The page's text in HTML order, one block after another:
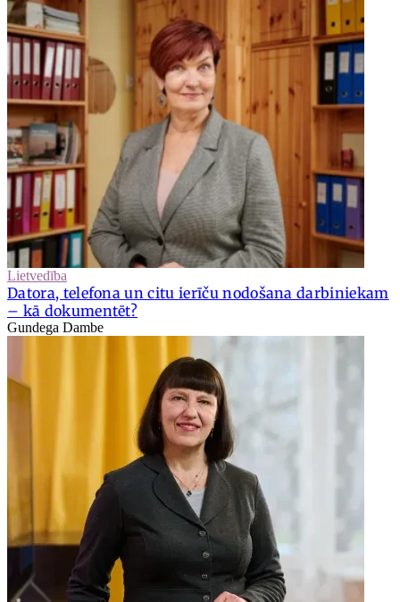
Lietvedība
Datora, telefona un citu ierīču nodošana darbiniekam
– kā dokumentēt?
Gundega Dambe